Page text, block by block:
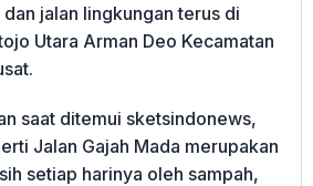
jalan lingkungan terus di
Utara Arman Deo Kecamatan
saat ditemui sketsindonews,
Jalan Gajah Mada merupakan
setiap harinya oleh sampah,